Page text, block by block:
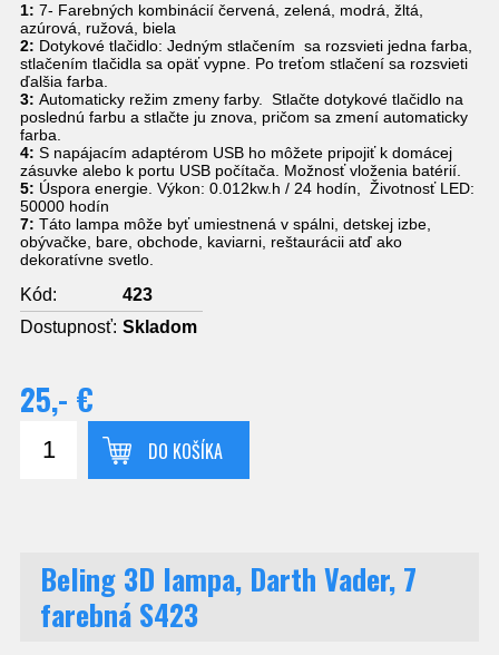
1: 7- Farebných kombinácií červená, zelená, modrá, žltá,
azúrová, ružová, biela
2: Dotykové tlačidlo: Jedným stlačením sa rozsvieti jedna farba,
stlačením tlačidla sa opäť vypne. Po treťom stlačení sa rozsvieti
ďalšia farba.
3: Automaticky režim zmeny farby. Stlačte dotykové tlačidlo na
poslednú farbu a stlačte ju znova, pričom sa zmení automaticky
farba.
4: S napájacím adaptérom USB ho môžete pripojiť k domácej
zásuvke alebo k portu USB počítača. Možnosť vloženia batérií.
5: Úspora energie. Výkon: 0.012kw.h / 24 hodín, Životnosť LED:
50000 hodín
7: Táto lampa môže byť umiestnená v spálni, detskej izbe,
obývačke, bare, obchode, kaviarni, reštaurácii atď ako
dekoratívne svetlo.
Kód:
423
Dostupnosť: Skladom
25,- €
DO KOŠÍKA
Beling 3D lampa, Darth Vader, 7
farebná S423